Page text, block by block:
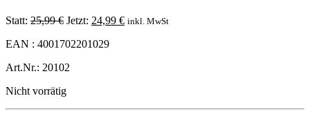
Statt: 25,99€ Ursprünglicher
war:
Jetzt: 24,99 €Aktueller
inkl. MwSt
EAN : 4001702201029
Art.Nr.: 20102
Nicht vorrätig